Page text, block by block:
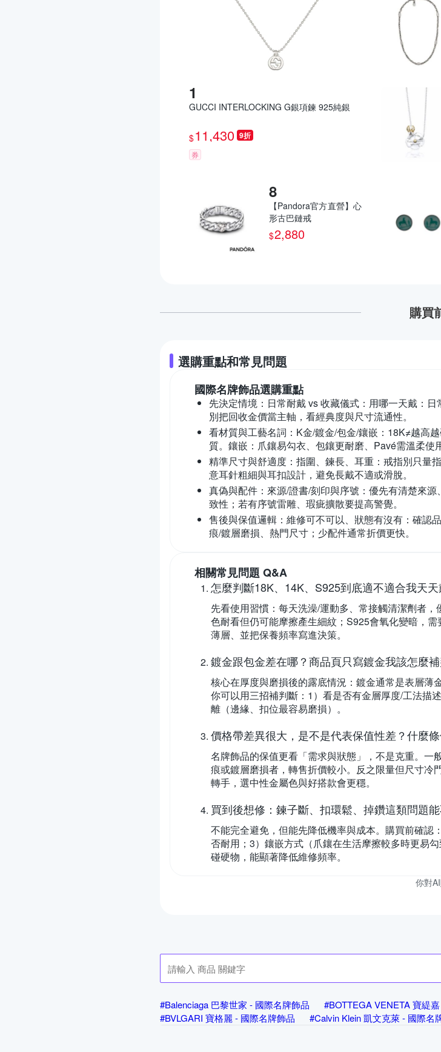
GUCCI INTERLOCKING G銀項鍊 925純銀
$11,430 9折
券
【Pandora官方直營】心
形古巴鏈戒
$2,880
購買
選購重點和常見問題
國際名牌飾品選購重點
先決定情境：日常耐戴 vs 收藏儀式： 用哪一天戴：日
別把回收金價當主軸，看經典度與尺寸流通性。
看材質與工藝名詞：K金/鍍金/包金/鑲嵌： 18K≠越高
質。鑲嵌：爪鑲易勾衣、包鑲更耐磨、Pavé需溫柔使用
精準尺寸與舒適度：指圍、鍊長、耳重： 戒指別只量
意耳針粗細與耳扣設計，避免長戴不適或滑脫。
真偽與配件：來源/證書/刻印與序號： 優先有清楚來源
致性；若有序號雷雕、瑕疵擴散要提高警覺。
售後與保值邏輯：維修可不可以、狀態有沒有： 確認
痕/鍍層磨損、熱門尺寸；少配件通常折價更快。
相關常見問題 Q&A
怎麼判斷18K、14K、S925到底適不適合我天天
先看使用習慣：每天洗澡/運動多、常接觸清潔劑者
色耐看但仍可能摩擦產生細紋；S925會氧化變暗，
薄層、並把保養頻率寫進決策。
鍍金跟包金差在哪？商品頁只寫鍍金我該怎麼補
核心在厚度與磨損後的露底情況：鍍金通常是表層薄
你可以用三招補判斷：1）看是否有金層厚度/工法描
離（邊緣、扣位最容易磨損）。
價格帶差異很大，是不是代表保值性差？什麼
名牌飾品的保值更看「需求與狀態」，不是克重。
痕或鍍層磨損者，轉售折價較小。反之限量但尺寸
轉手，選中性金屬色與好搭款會更穩。
買到後想修：鍊子斷、扣環鬆、掉鑽這類問題
不能完全避免，但能先降低機率與成本。購買前確
否耐用；3）鑲嵌方式（爪鑲在生活摩擦較多時更易
碰硬物，能顯著降低維修頻率。
你對
#Balenciaga 巴黎世家 - 國際名牌飾品 #BOTTEGA VENETA 寶緹
#BVLGARI 寶格麗 - 國際名牌飾品
#Calvin Klein 凱文克萊 - 國際名
#FENDI 芬迪